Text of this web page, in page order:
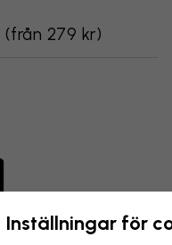
(från 279 kr)
Inställningar för